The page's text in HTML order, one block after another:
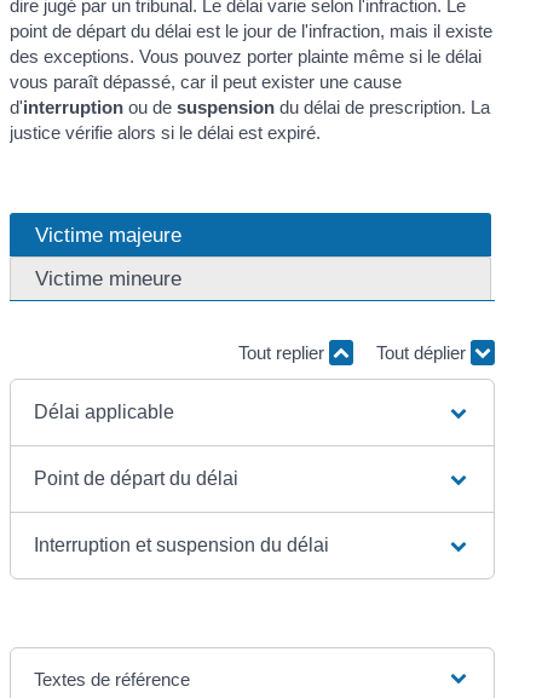
dire jugé par un tribunal. Le délai varie selon l'infraction. Le
point de départ du délai est le jour de l'infraction, mais il existe
des exceptions. Vous pouvez porter plainte même si le délai
vous paraît dépassé, car il peut exister une cause
d'interruption ou desuspension du délai de prescription. La
justice vérifie alors si le délai est expiré.
Victime majeure
Victime mineure
Tout replier Tout déplier
Délai applicable
Point de départ du délai
Interruption et suspension du délai
Textes de référence